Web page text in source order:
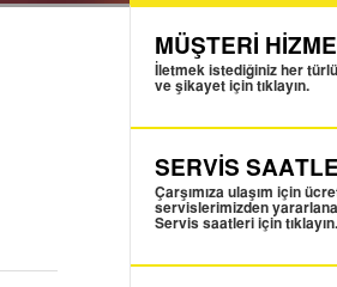
MÜŞTERİ
İletmek istediğiniz her
ve şikayet için tıklayın.
SERVİS
Çarşımıza ulaşım için
servislerimizden
Servis saatleri için tıklayın.